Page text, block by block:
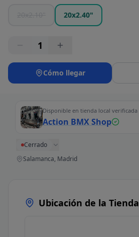
20x2.40"
1
Cómo llegar
Disponible en tienda local verificada
Action BMX Shop
Cerrado
Salamanca, Madrid
Ubicación de la Tienda